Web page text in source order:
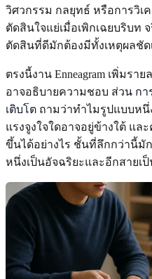
วิศวกรรม กลยุทธ์ หรือการวิเ
ตัดสินใจแย่เมื่อเพิกเฉยบริบท
ตัดสินที่ดีมักต้องมีทั้งเหตุผลชั
ตรงนี้งาน Enneagram เพิ่มรา
อาจอธิบายความชอบ ส่วน กา
เติบโต ถามว่าทำไมรูปแบบห
แรงจูงใจใดอาจอยู่ข้างใต้ แ
ขึ้นได้อย่างไร ชั้นที่ลึกกว่านี้มั
หนึ่งเป็นอัจฉริยะและอีกสายเ